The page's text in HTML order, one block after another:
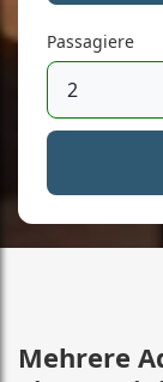
Passagiere
Mehrere